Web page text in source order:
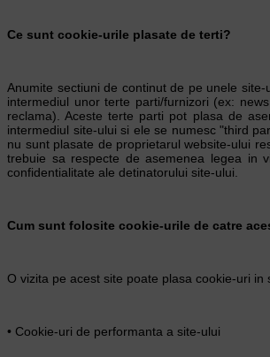
Ce sunt cookie-urile plasate de terti?
Anumite sectiuni de continut de pe unele
intermediul unor terte parti/furnizori (ex:
reclama). Aceste terte parti pot plasa de
intermediul site-ului si ele se numesc "third
nu sunt plasate de proprietarul website-ului
trebuie sa respecte de asemenea legea in
confidentialitate ale detinatorului site-ului.
Cum sunt folosite cookie-urile de catre
O vizita pe acest site poate plasa cookie-uri in
• Cookie-uri de performanta a site-ului